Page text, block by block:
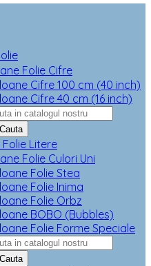
Folie Cifre
Cifre 100 cm (40 inch)
Cifre 40 cm (16 inch)
Cauta
Litere
Folie Culori Uni
Folie Stea
Folie Inima
Folie Orbz
BOBO (Bubbles)
Folie Forme Speciale
Cauta